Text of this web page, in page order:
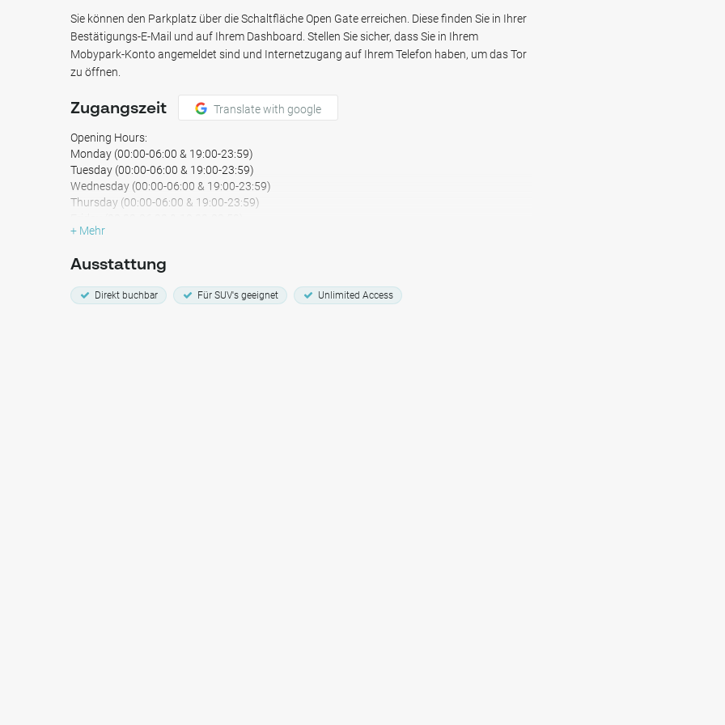
Parken Sie bei uns und genießen Sie Ihre Zeit, ohne sich um Ihr Fahrzeug sorgen zu müssen.
Erleben Sie eine stressfreie Anreise zu Ihrem Ziel. Wir haben Ihren Rücken!
Sie können den Parkplatz über die Schaltfläche Open Gate erreichen. Diese finden Sie in Ihrer
Bestätigungs-E-Mail und auf Ihrem Dashboard. Stellen Sie sicher, dass Sie in Ihrem
Mobypark-Konto angemeldet sind und Internetzugang auf Ihrem Telefon haben, um das Tor
zu öffnen.
Zugangszeit Translate with google
Opening Hours:
Monday (00:00-06:00 & 19:00-23:59)
Tuesday (00:00-06:00 & 19:00-23:59)
Wednesday (00:00-06:00 & 19:00-23:59)
Thursday (00:00-06:00 & 19:00-23:59)
Saturday (24 Hours)
+ Mehr
Ausstattung
Direkt buchbar Für SUV's geeignet Unlimited Access